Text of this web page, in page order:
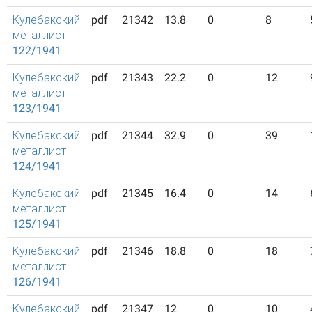
Кулебакский
металлист
122/1941
pdf 21342 13.8 0 8
Кулебакский
металлист
123/1941
pdf 21343 22.2 0 12
Кулебакский
металлист
124/1941
pdf 21344 32.9 0 39
Кулебакский
металлист
125/1941
pdf 21345 16.4 0 14
Кулебакский
металлист
126/1941
pdf 21346 18.8 0 18
Кулебакский pdf 21347 12 0 10